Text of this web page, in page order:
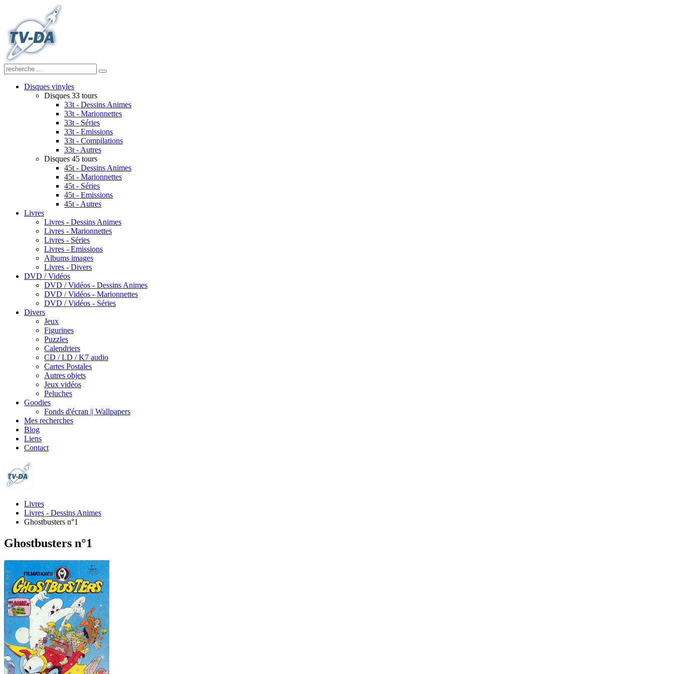
Disques vinyles
Disques 33 tours
33t - Dessins Animes
33t - Marionnettes
33t - Séries
33t - Emissions
33t - Compilations
33t - Autres
Disques 45 tours
45t - Dessins Animes
45t - Marionnettes
45t - Séries
45t - Emissions
45t - Autres
Livres
Livres - Dessins Animes
Livres - Marionnettes
Livres - Séries
Livres - Emissions
Albums images
Livres - Divers
DVD / Vidéos
DVD / Vidéos - Dessins Animes
DVD / Vidéos - Marionnettes
DVD / Vidéos - Séries
Divers
Jeux
Figurines
Puzzles
Calendriers
CD / LD / K7 audio
Cartes Postales
Autres objets
Jeux vidéos
Peluches
Goodies
Fonds d'écran || Wallpapers
Mes recherches
Blog
Liens
Contact
Livres
Livres - Dessins Animes
Ghostbusters n°1
Ghostbusters n°1